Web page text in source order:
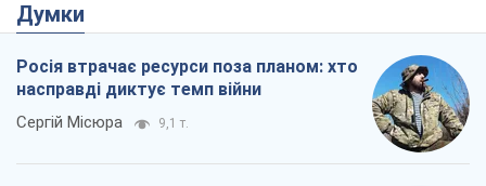
Думки
Росія втрачає ресурси поза планом: хто
насправді диктує темп війни
Сергій Місюра 9,1 т.